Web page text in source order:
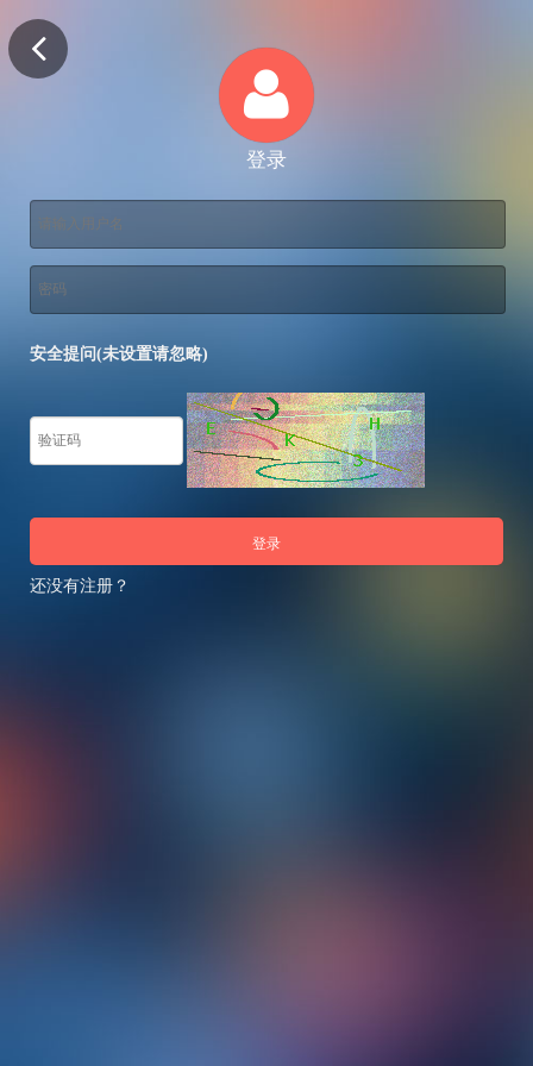
登录
安全提问(未设置请忽略)
登录
还没有注册？